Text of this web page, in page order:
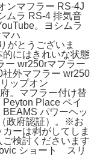
ンマフラー RS-4J
ムラ RS-4 排気音
。ヨシムラ
ハ
がとうございま
にはきれいな状態
ー wr250rマフラー
外マフラー wr250
ップオン
。マフラー付け替
Place ペイ
パワーヘッ
政府認証）。※お
ーは剥がしてしま
検討くださいます
ショート スリ